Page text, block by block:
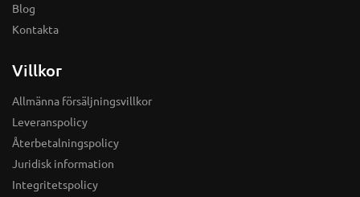
Blog
Kontakta
Villkor
Allmänna försäljningsvillkor
Leveranspolicy
Återbetalningspolicy
Juridisk information
Integritetspolicy